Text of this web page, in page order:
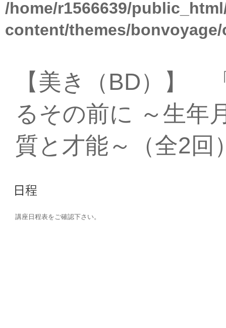
/home/r1566639/
content/themes/
【美き（BD）】
るその前に ～生年
質と才能～（全2回
講座日程表をご確認下さい。